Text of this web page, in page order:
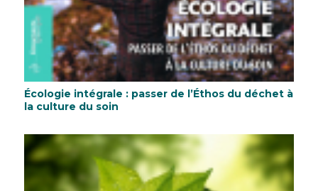
Écologie intégrale : passer de l’Éthos du déchet à
la culture du soin